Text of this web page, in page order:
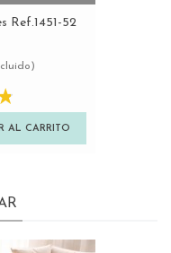
Ref.1451-52
AL CARRITO